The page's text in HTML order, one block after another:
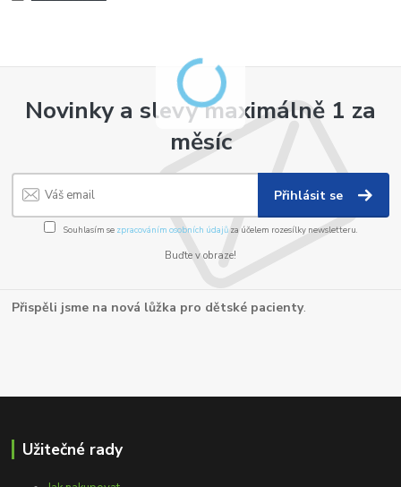
Novinky a slevy maximálně 1 za
měsíc
Přihlásit se
Souhlasím se zpracováním osobních údajůza účelem rozesílky newsletteru.
Buďte v obraze!
Přispěli jsme na nová lůžka pro dětské pacienty.
Užitečné rady